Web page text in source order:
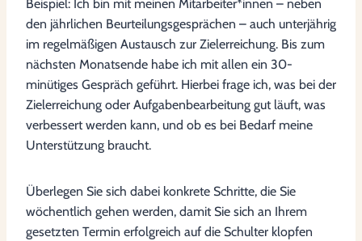
Beispiel: Ich bin mit meinen Mitarbeiter*innen – neben
den jährlichen Beurteilungsgesprächen – auch unterjährig
im regelmäßigen Austausch zur Zielerreichung. Bis zum
nächsten Monatsende habe ich mit allen ein 30-
minütiges Gespräch geführt. Hierbei frage ich, was bei der
Zielerreichung oder Aufgabenbearbeitung gut läuft, was
verbessert werden kann, und ob es bei Bedarf meine
Unterstützung braucht.
Überlegen Sie sich dabei konkrete Schritte, die Sie
wöchentlich gehen werden, damit Sie sich an Ihrem
gesetzten Termin erfolgreich auf die Schulter klopfen